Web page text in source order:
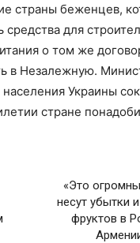
страны беженцев,
для
о том же
в Незалежную.
Украины
стране
«Это
несут убытки
фруктов в